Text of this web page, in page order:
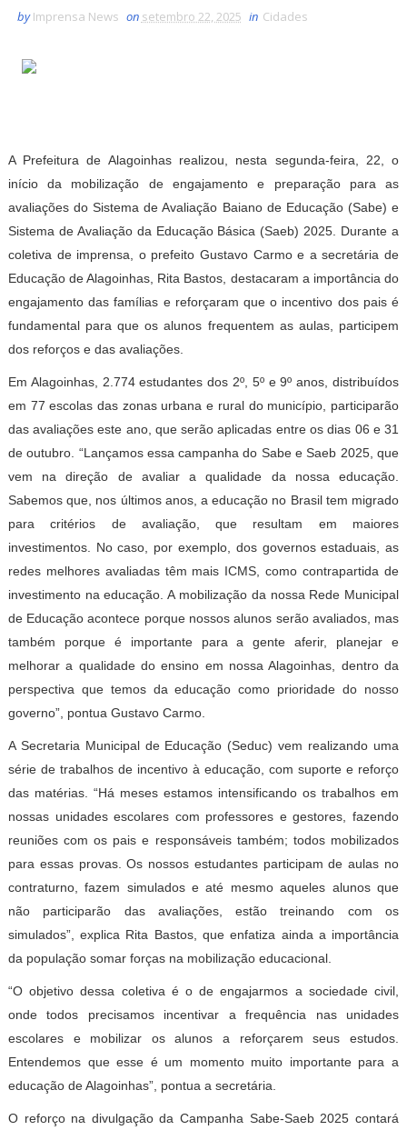
by Imprensa News on setembro 22, 2025 in Cidades
A Prefeitura de Alagoinhas realizou, nesta segunda-feira, 22, o
início da mobilização de engajamento e preparação para as
avaliações do Sistema de Avaliação Baiano de Educação (Sabe) e
Sistema de Avaliação da Educação Básica (Saeb) 2025. Durante a
coletiva de imprensa, o prefeito Gustavo Carmo e a secretária de
Educação de Alagoinhas, Rita Bastos, destacaram a importância do
engajamento das famílias e reforçaram que o incentivo dos pais é
fundamental para que os alunos frequentem as aulas, participem
dos reforços e das avaliações.
Em Alagoinhas, 2.774 estudantes dos 2º, 5º e 9º anos, distribuídos
em 77 escolas das zonas urbana e rural do município, participarão
das avaliações este ano, que serão aplicadas entre os dias 06 e 31
de outubro. “Lançamos essa campanha do Sabe e Saeb 2025, que
vem na direção de avaliar a qualidade da nossa educação.
Sabemos que, nos últimos anos, a educação no Brasil tem migrado
para critérios de avaliação, que resultam em maiores
investimentos. No caso, por exemplo, dos governos estaduais, as
redes melhores avaliadas têm mais ICMS, como contrapartida de
investimento na educação. A mobilização da nossa Rede Municipal
de Educação acontece porque nossos alunos serão avaliados, mas
também porque é importante para a gente aferir, planejar e
melhorar a qualidade do ensino em nossa Alagoinhas, dentro da
perspectiva que temos da educação como prioridade do nosso
governo”, pontua Gustavo Carmo.
A Secretaria Municipal de Educação (Seduc) vem realizando uma
série de trabalhos de incentivo à educação, com suporte e reforço
das matérias. “Há meses estamos intensificando os trabalhos em
nossas unidades escolares com professores e gestores, fazendo
reuniões com os pais e responsáveis também; todos mobilizados
para essas provas. Os nossos estudantes participam de aulas no
contraturno, fazem simulados e até mesmo aqueles alunos que
não participarão das avaliações, estão treinando com os
simulados”, explica Rita Bastos, que enfatiza ainda a importância
da população somar forças na mobilização educacional.
“O objetivo dessa coletiva é o de engajarmos a sociedade civil,
onde todos precisamos incentivar a frequência nas unidades
escolares e mobilizar os alunos a reforçarem seus estudos.
Entendemos que esse é um momento muito importante para a
educação de Alagoinhas”, pontua a secretária.
O reforço na divulgação da Campanha Sabe-Saeb 2025 contará